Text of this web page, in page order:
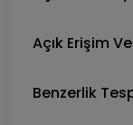
Açık Erişim
Benzerlik